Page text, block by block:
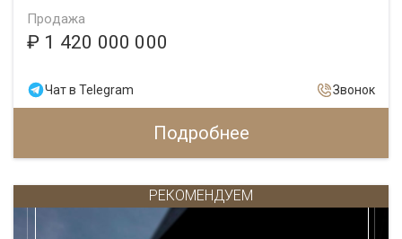
Продажа
₽ 1 420 000 000
Чат в Telegram Звонок
Подробнее
РЕКОМЕНДУЕМ